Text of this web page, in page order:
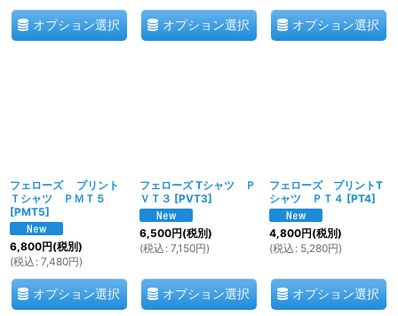
オプション選択 オプション選択 オプション選択
フェローズ プリント
Ｔシャツ ＰＭＴ５
[PMT5]
6,800円(税別)
(税込 : 7,480円)
オプション選択
フェローズ Tシャツ Ｐ
ＶＴ３ [PVT3]
6,500円(税別)
(税込 : 7,150円)
オプション選択
フェローズ プリントT
シャツ ＰＴ４ [PT4]
4,800円(税別)
(税込 : 5,280円)
オプション選択